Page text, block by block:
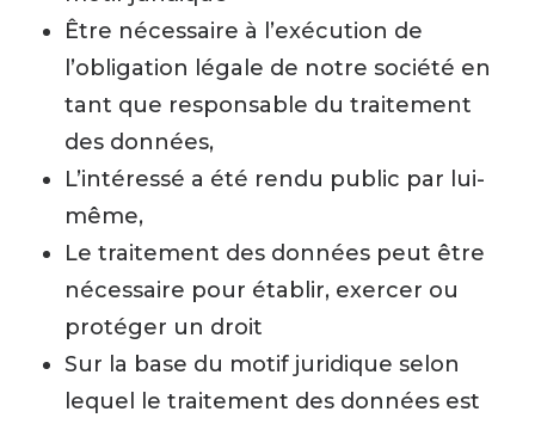
Être nécessaire à l’exécution de
l’obligation légale de notre société en
tant que responsable du traitement
des données,
L’intéressé a été rendu public par lui-
même,
Le traitement des données peut être
nécessaire pour établir, exercer ou
protéger un droit
Sur la base du motif juridique selon
lequel le traitement des données est